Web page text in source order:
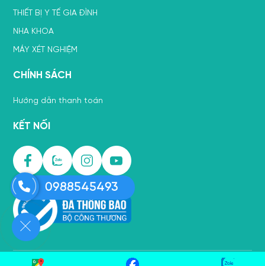
THIẾT BỊ Y TẾ GIA ĐÌNH
NHA KHOA
MÁY XÉT NGHIỆM
CHÍNH SÁCH
Hướng dẫn thanh toán
KẾT NỐI
0988545493